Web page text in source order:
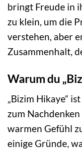
bringt Freude in
zu klein, um die
verstehen, aber
Zusammenhalt,
Warum du
„Bizim Hikaye“
zum
warmen Gefühl
einige Gründe,